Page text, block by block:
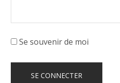
Se souvenir de moi